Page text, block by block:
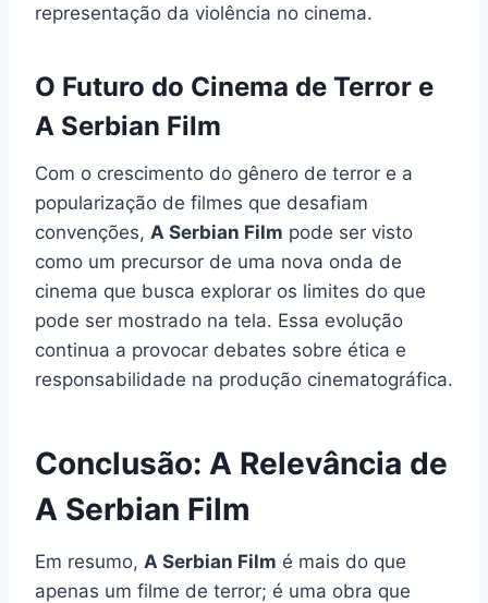
representação da violência no cinema.
O Futuro do Cinema de Terror e
A Serbian Film
Com o crescimento do gênero de terror e a
popularização de filmes que desafiam
convenções, A Serbian Film pode ser visto
como um precursor de uma nova onda de
cinema que busca explorar os limites do que
pode ser mostrado na tela. Essa evolução
continua a provocar debates sobre ética e
responsabilidade na produção cinematográfica.
Conclusão: A Relevância de
A Serbian Film
Em resumo, A Serbian Film é mais do que
apenas um filme de terror; é uma obra que